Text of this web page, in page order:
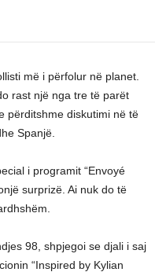
më i përfolur në planet.
rast një nga tre të parët
përditshme diskutimi në të
Spanjë.
i programit “Envoyé
surprizë. Ai nuk do të
98, shpjegoi se djali i saj
“Inspired by Kylian